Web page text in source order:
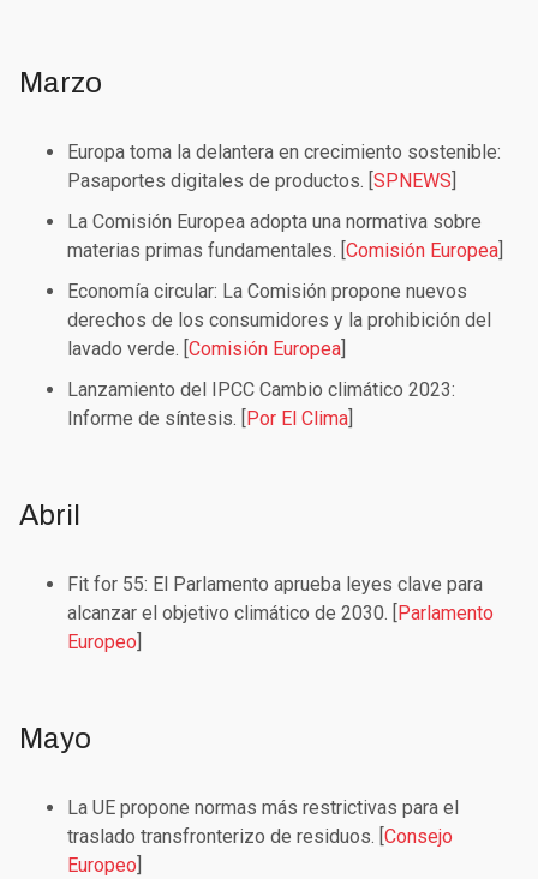
Marzo
Europa toma la delantera en crecimiento sostenible:
Pasaportes digitales de productos. [SPNEWS]
La Comisión Europea adopta una normativa sobre
materias primas fundamentales. [Comisión Europea]
Economía circular: La Comisión propone nuevos
derechos de los consumidores y la prohibición del
lavado verde. [Comisión Europea]
Lanzamiento del IPCC Cambio climático 2023:
Informe de síntesis. [Por El Clima]
Abril
Fit for 55: El Parlamento aprueba leyes clave para
alcanzar el objetivo climático de 2030. [Parlamento
Europeo]
Mayo
La UE propone normas más restrictivas para el
traslado transfronterizo de residuos. [Consejo
Europeo]